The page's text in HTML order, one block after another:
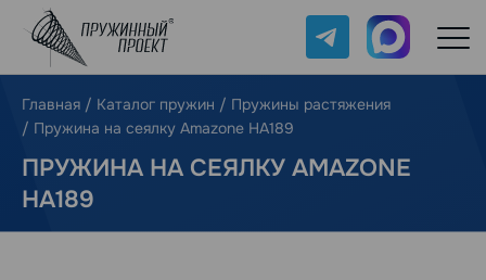
Telegram Max
Главная / Каталог пружин / Пружины растяжения
/ Пружина на сеялку Amazone HA189
ПРУЖИНА НА СЕЯЛКУ AMAZONE
HA189